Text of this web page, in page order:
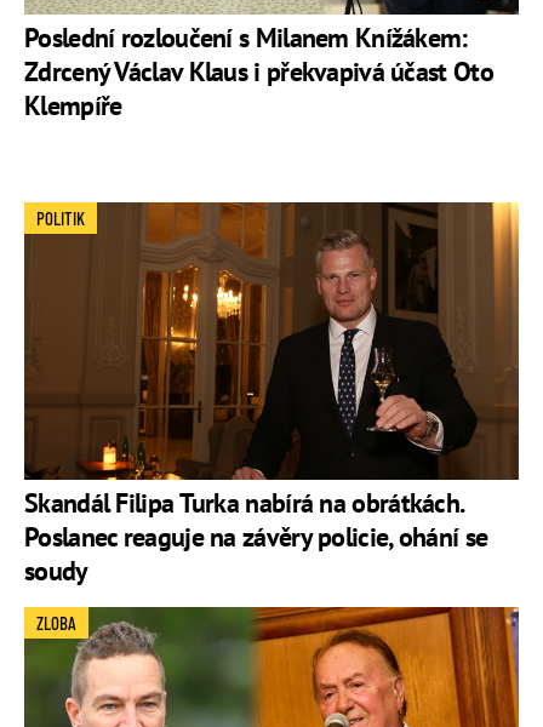
Poslední rozloučení s Milanem Knížákem:
Zdrcený Václav Klaus i překvapivá účast Oto
Klempíře
Skandál Filipa Turka nabírá na obrátkách.
Poslanec reaguje na závěry policie, ohání se
soudy
POLITIK
ZLOBA